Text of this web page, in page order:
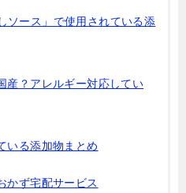
ソース」で使用されている添
産？アレルギー対応してい
いる添加物まとめ
かず宅配サービス